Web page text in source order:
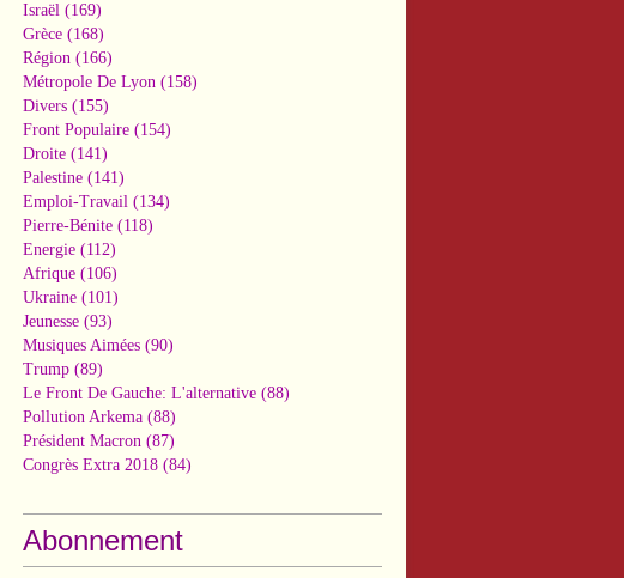
Israël (169)
Grèce (168)
Région (166)
Métropole De Lyon (158)
Divers (155)
Front Populaire (154)
Droite (141)
Palestine (141)
Emploi-Travail (134)
Pierre-Bénite (118)
Energie (112)
Afrique (106)
Ukraine (101)
Jeunesse (93)
Musiques Aimées (90)
Trump (89)
Le Front De Gauche: L'alternative (88)
Pollution Arkema (88)
Président Macron (87)
Congrès Extra 2018 (84)
Abonnement